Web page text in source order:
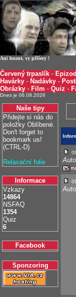
Ani hnout, vy příšery !
Červený trpaslík -
Havárky - Nadávky -
Obrázky - Film - Quiz -
Dnes je 06.08.2026
Naše tipy
Přidejte si nás do
položky Oblíbené.
Don't forget to
bookmark us!
(CTRL-D)
Relaxační folie
Informace
Vzkazy
14864
NSFAQ
1354
Quiz
6
Facebook
Sponzoring